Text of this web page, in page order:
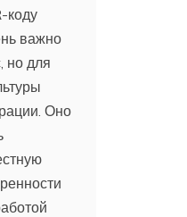
коду
важно
но для
Оно